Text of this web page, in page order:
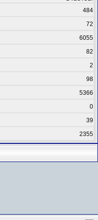
484
72
6055
82
2
98
5366
0
39
2355